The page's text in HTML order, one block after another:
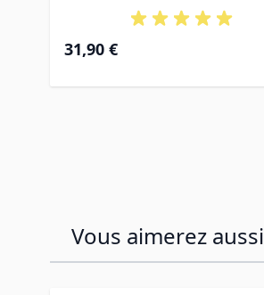
31,90 €
Vous aimerez aussi